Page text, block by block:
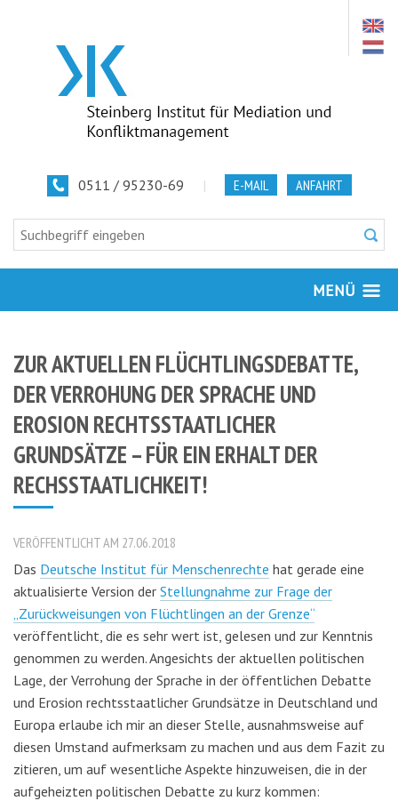
0511 / 95230-69 | E-MAIL ANFAHRT
MENÜ
ZUR AKTUELLEN FLÜCHTLINGSDEBATTE,
DER VERROHUNG DER SPRACHE UND
EROSION RECHTSSTAATLICHER
GRUNDSÄTZE – FÜR EIN ERHALT DER
RECHSSTAATLICHKEIT!
VERÖFFENTLICHT AM 27.06.2018
Das Deutsche Institut für Menschenrechte hat gerade eine
aktualisierte Version der Stellungnahme zur Frage der
„Zurückweisungen von Flüchtlingen an der Grenze“
veröffentlicht, die es sehr wert ist, gelesen und zur Kenntnis
genommen zu werden. Angesichts der aktuellen politischen
Lage, der Verrohung der Sprache in der öffentlichen Debatte
und Erosion rechtsstaatlicher Grundsätze in Deutschland und
Europa erlaube ich mir an dieser Stelle, ausnahmsweise auf
diesen Umstand aufmerksam zu machen und aus dem Fazit zu
zitieren, um auf wesentliche Aspekte hinzuweisen, die in der
aufgeheizten politischen Debatte zu kurz kommen: